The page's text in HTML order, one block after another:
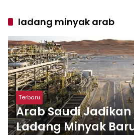
ladang minyak arab
Terbaru
Arab Saudi Jadikan
Ladang Minyak